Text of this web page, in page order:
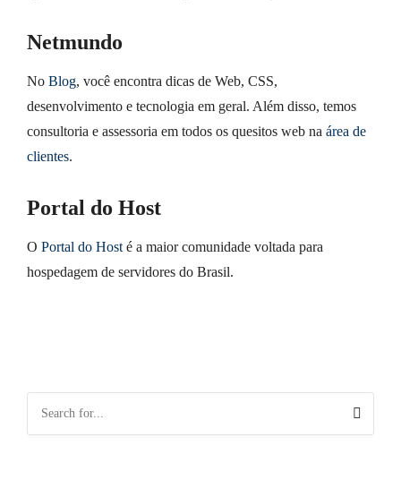
Netmundo
No Blog, você encontra dicas de Web, CSS,
desenvolvimento e tecnologia em geral. Além disso, temos
consultoria e assessoria em todos os quesitos web na área de
clientes.
Portal do Host
O Portal do Host é a maior comunidade voltada para
hospedagem de servidores do Brasil.